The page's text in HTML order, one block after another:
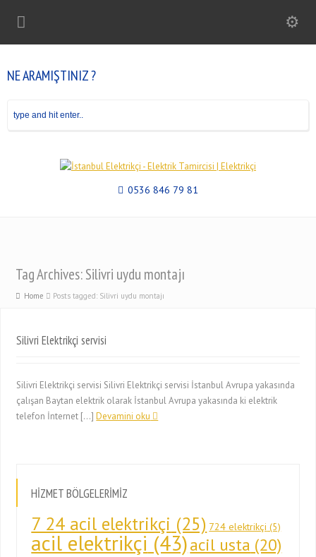
NE ARAMIŞTINIZ ?
0536 846 79 81
Tag Archives: Silivri uydu montajı
Home Posts tagged: Silivri uydu montajı
Silivri Elektrikçi servisi
Silivri Elektrikçi servisi Silivri Elektrikçi servisi İstanbul Avrupa yakasında
çalışan Baytan elektrik olarak İstanbul Avrupa yakasında ki elektrik
telefon İnternet […]Devamini oku
HİZMET BÖLGELERİMİZ
7 24 acil elektrikçi (25) 724 elektrikçi (5)
acil elektrikçi (43)acil usta (20)